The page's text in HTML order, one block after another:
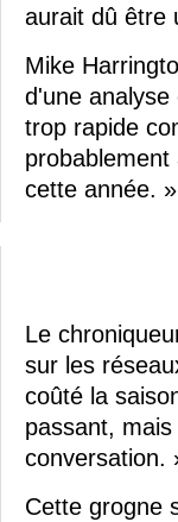
aurait dû être
Mike
d'une
trop rapide
cette année. »
Le
sur les
coûté la
passant,
conversation.
Cette grogne